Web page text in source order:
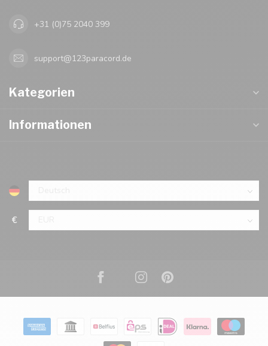
+31 (0)75 2040 399
support@123paracord.de
Kategorien
Informationen
€